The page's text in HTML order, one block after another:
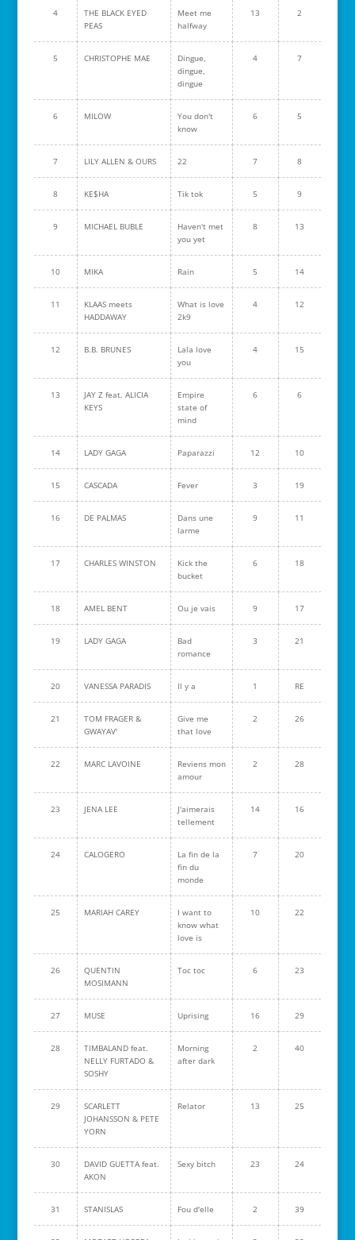
4
THE BLACK EYED
PEAS
Meet me
halfway
13 2
5 CHRISTOPHE MAE
Dingue,
dingue,
dingue
4 7
6 MILOW
You don't
know
6 5
7 LILY ALLEN & OURS 22 7 8
8 KE$HA Tik tok 5 9
9 MICHAEL BUBLE
Haven't met
you yet
8 13
10 MIKA Rain 5 14
11
KLAAS meets
HADDAWAY
What is love
2k9
4 12
12 B.B. BRUNES
Lala love
you
4 15
13
JAY Z feat. ALICIA
KEYS
Empire
state of
mind
6 6
14 LADY GAGA Paparazzi 12 10
15 CASCADA Fever 3 19
16 DE PALMAS
Dans une
larme
9 11
17 CHARLES WINSTON
Kick the
bucket
6 18
18 AMEL BENT Ou je vais 9 17
19 LADY GAGA
Bad
romance
3 21
20 VANESSA PARADIS Il y a 1 RE
21
TOM FRAGER &
GWAYAV'
Give me
that love
2 26
22 MARC LAVOINE
Reviens mon
amour
2 28
23 JENA LEE
J'aimerais
tellement
14 16
24 CALOGERO
La fin de la
fin du
monde
7 20
25 MARIAH CAREY
I want to
know what
love is
10 22
26
QUENTIN
MOSIMANN
Toc toc 6 23
27 MUSE Uprising 16 29
28
TIMBALAND feat.
NELLY FURTADO &
SOSHY
Morning
after dark
2 40
29
SCARLETT
JOHANSSON & PETE
YORN
Relator 13 25
30
DAVID GUETTA feat.
AKON
Sexy bitch 23 24
31 STANISLAS Fou d'elle 2 39